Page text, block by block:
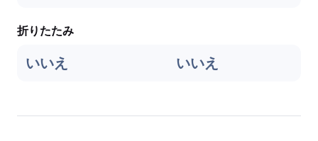
折りたたみ
いいえ いいえ